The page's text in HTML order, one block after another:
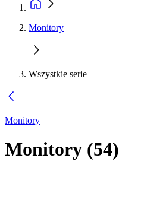
Monitory
Wszystkie serie
Monitory
Monitory (54)